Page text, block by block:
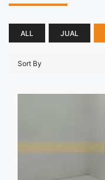
ALL JUAL
Sort By